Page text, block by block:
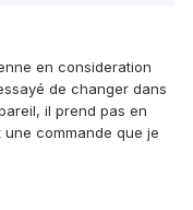
en consideration
de changer dans
il prend pas en
commande que je